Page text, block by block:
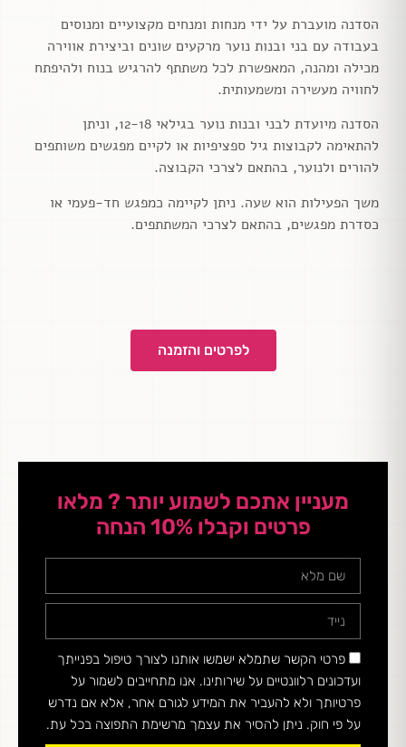
הסדנה מועברת על ידי מנחות ומנחים מקצועיים ומנוסים
בעבודה עם בני ובנות נוער מרקעים שונים וביצירת אווירה
מכילה ומהנה, המאפשרת לכל משתתף להרגיש בנוח ולהיפתח
לחוויה מעשירה ומשמעותית.
הסדנה מיועדת לבני ובנות נוער בגילאי 12-18, וניתן
להתאימה לקבוצות גיל ספציפיות או לקיים מפגשים משותפים
להורים ולנוער, בהתאם לצרכי הקבוצה.
משך הפעילות הוא שעה. ניתן לקיימה כמפגש חד-פעמי או
כסדרת מפגשים, בהתאם לצרכי המשתתפים.
לפרטים והזמנה
מעניין אתכם לשמוע יותר ? מלאו
פרטים וקבלו 10% הנחה
פרטי הקשר שתמלא ישמשו אותנו לצורך טיפול בפנייתך
ועדכונים רלוונטיים על שירותינו. אנו מתחייבים לשמור על
פרטיותך ולא להעביר את המידע לגורם אחר, אלא אם נדרש
על פי חוק. ניתן להסיר את עצמך מרשימת התפוצה בכל עת.